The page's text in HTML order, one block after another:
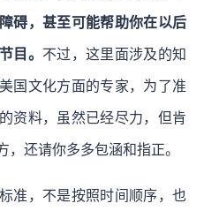
碍，甚至可能帮助你在以后
目。 不过，这里面涉及的知
国文化方面的专家，为了准
资料，虽然已经尽力，但肯
还请你多多包涵和指正。
准，不是按照时间顺序，也